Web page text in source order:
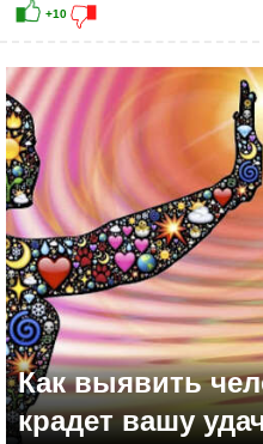
Как выявить
крадет вашу